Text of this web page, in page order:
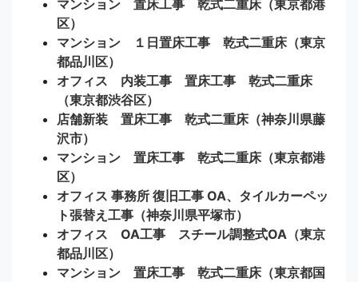
マンション 置床工事 乾式二重床（東京都港
区）
マンション １日置床工事 乾式二重床（東京
都品川区）
オフィス 内装工事 置床工事 乾式二重床
（東京都渋谷区）
店舗新装 置床工事 乾式二重床（神奈川県藤
沢市）
マンション 置床工事 乾式二重床（東京都港
区）
オフィス 事務所 復旧工事 OA、タイルカーペッ
ト張替え工事（神奈川県平塚市）
オフィス OA工事 スチール調整式OA（東京
都品川区）
マンション 置床工事 乾式二重床（東京都国